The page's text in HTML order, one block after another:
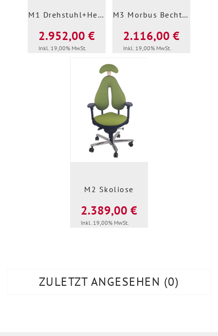
M1 Drehstuhl+Heizung
2.952,00 €
Inkl. 19,00% MwSt.
M3 Morbus Bechterew
2.116,00 €
Inkl. 19,00% MwSt.
M2 Skoliose
2.389,00 €
Inkl. 19,00% MwSt.
ZULETZT ANGESEHEN 0